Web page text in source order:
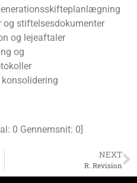
og stiftelsesdokumenter
og lejeaftaler
og
konsolidering
0 Gennemsnit: 0
NEXT
R. Revision